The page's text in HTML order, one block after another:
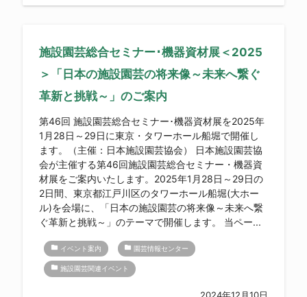
施設園芸総合セミナー･機器資材展＜2025
＞「日本の施設園芸の将来像～未来へ繋ぐ
革新と挑戦～」のご案内
第46回 施設園芸総合セミナー･機器資材展を2025年
1月28日～29日に東京・タワーホール船堀で開催し
ます。（主催：日本施設園芸協会） 日本施設園芸協
会が主催する第46回施設園芸総合セミナー・機器資
材展をご案内いたします。2025年1月28日～29日の
2日間、東京都江戸川区のタワーホール船堀(大ホー
ル)を会場に、「日本の施設園芸の将来像～未来へ繋
ぐ革新と挑戦～」のテーマで開催します。 当ペー...
folder イベント案内 folder 園芸情報センター
folder 施設園芸関連イベント
2024年12月10日